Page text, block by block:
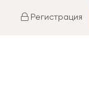
Регистрация